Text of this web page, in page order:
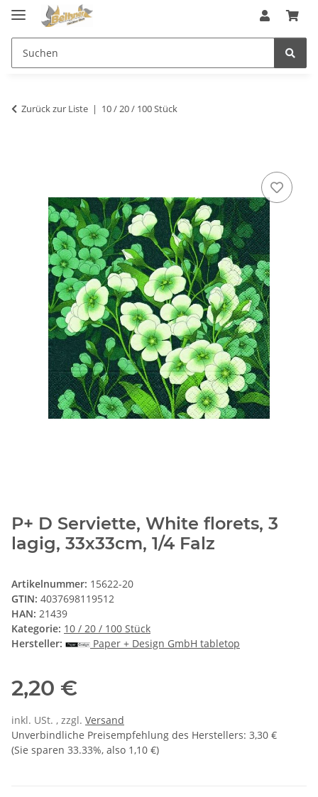
Zurück zur Liste 10 / 20 / 100 Stück
P+ D Serviette, White florets, 3
lagig, 33x33cm, 1/4 Falz
Artikelnummer: 15622-20
GTIN: 4037698119512
HAN: 21439
Kategorie: 10 / 20 / 100 Stück
Hersteller:
Paper + Design GmbH tabletop
2,20 €
inkl. USt. , zzgl. Versand
Unverbindliche Preisempfehlung des Herstellers: 3,30 €
(Sie sparen 33.33%, also 1,10 €)